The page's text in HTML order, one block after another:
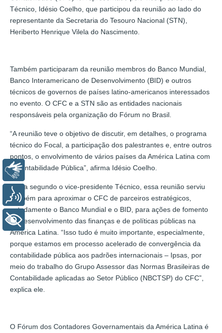
Técnico, Idésio Coelho, que participou da reunião ao lado do
representante da Secretaria do Tesouro Nacional (STN),
Heriberto Henrique Vilela do Nascimento.
Também participaram da reunião membros do Banco Mundial,
Banco Interamericano de Desenvolvimento (BID) e outros
técnicos de governos de países latino-americanos interessados
no evento. O CFC e a STN são as entidades nacionais
responsáveis pela organização do Fórum no Brasil.
“A reunião teve o objetivo de discutir, em detalhes, o programa
técnico do Focal, a participação dos palestrantes e, entre outros
pontos, o envolvimento de vários países da América Latina com
a Contabilidade Pública”, afirma Idésio Coelho.
Ainda segundo o vice-presidente Técnico, essa reunião serviu
também para aproximar o CFC de parceiros estratégicos,
notadamente o Banco Mundial e o BID, para ações de fomento
do desenvolvimento das finanças e de políticas públicas na
América Latina. “Isso tudo é muito importante, especialmente,
porque estamos em processo acelerado de convergência da
contabilidade pública aos padrões internacionais – Ipsas, por
meio do trabalho do Grupo Assessor das Normas Brasileiras de
Contabilidade aplicadas ao Setor Público (NBCTSP) do CFC”,
explica ele.
O Fórum dos Contadores Governamentais da América Latina é
Libras
+ Acessibilidade